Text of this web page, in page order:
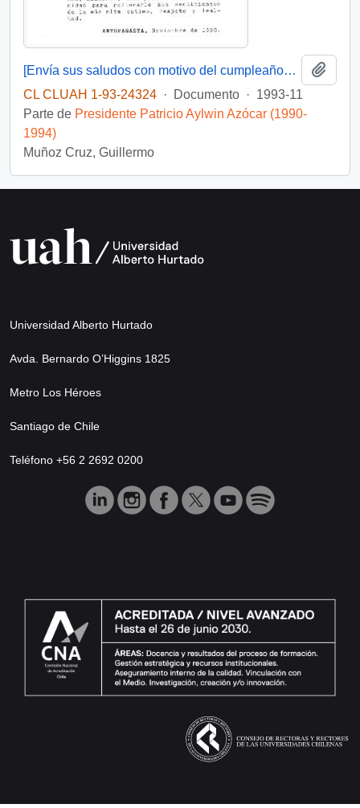
[Envía sus saludos con motivo del cumpleaños del Presidente]
CL CLUAH 1-93-24324 · Documento · 1993-11
Parte de Presidente Patricio Aylwin Azócar (1990-
1994)
Muñoz Cruz, Guillermo
Universidad Alberto Hurtado
Avda. Bernardo O’Higgins 1825
Metro Los Héroes
Santiago de Chile
Teléfono +56 2 2692 0200